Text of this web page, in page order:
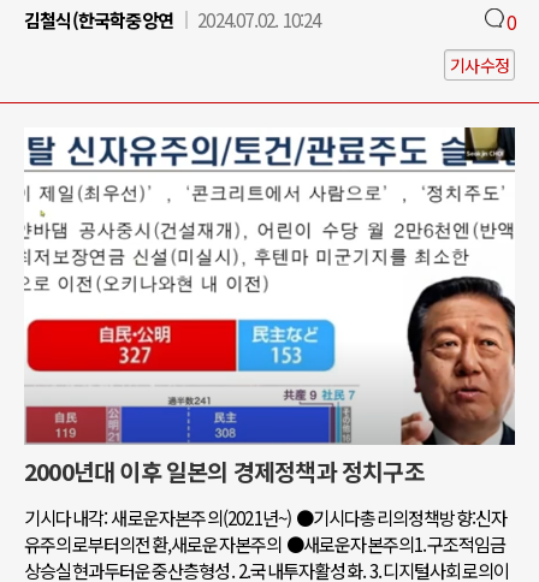
김철식(한국학중앙연
2024.07.02. 10:24 0
기사수정
2000년대 이후 일본의 경제정책과 정치구조
기시다내각: 새로운자본주의(2021년~) ●기시다총리의정책방향:신자
유주의로부터의전환,새로운자본주의 ●새로운자본주의1.구조적임금
상승실현과두터운중산층형성. 2.국내투자활성화. 3.디지털사회로의이